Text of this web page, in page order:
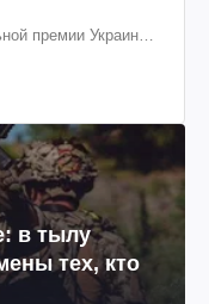
премии Украины
в тылу
тех, кто